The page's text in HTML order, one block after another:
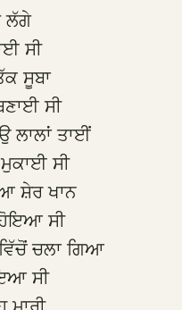
ਲੱਗੇ
ਸੀ
ਸੂਬਾ
ਸੀ
ਲਾਲਾਂ ਤਾਈਂ
ਸੀ
ਸ਼ੇਰ ਖਾਨ
ਹੋਇਆ ਸੀ
ਚਲਾ ਗਿਆ
ਸੀ